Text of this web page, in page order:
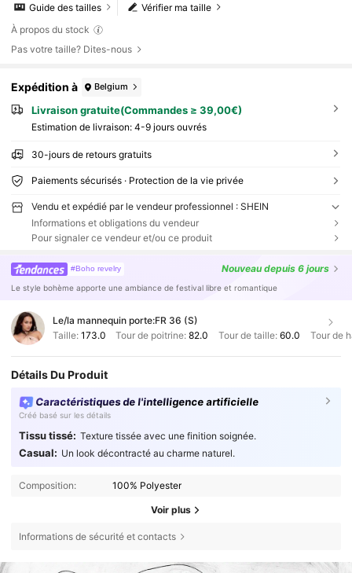
Vérifier ma taille
Guide des tailles
À propos du stock
Pas votre taille? Dites-nous
Expédition à Belgium
Livraison gratuite(Commandes ≥ 39,00€)
Estimation de livraison: 4-9 jours ouvrés
30-jours de retours gratuits
Paiements sécurisés · Protection de la vie privée
Vendu et expédié par le vendeur professionnel : SHEIN
Informations et obligations du vendeur
Pour signaler ce vendeur et/ou ce produit
#Boho revelry Nouveau depuis 6 jours
Le style bohème apporte une ambiance de festival libre et romantique
Le/la mannequin porte:FR 36 (S)
Taille: 173.0 Tour de poitrine:82.0 Tour de taille: 60.0 Tour de
Détails Du Produit
Caractéristiques de l'intelligence artificielle
Créé basé sur les détails
Tissu tissé: Texture tissée avec une finition soignée.
Casual: Un look décontracté au charme naturel.
Composition: 100% Polyester
Voir plus
Informations de sécurité et contacts